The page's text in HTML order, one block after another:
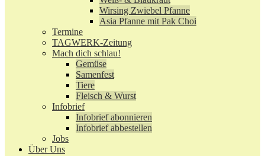
Wirsing Zwiebel Pfanne
Asia Pfanne mit Pak Choi
Termine
TAGWERK-Zeitung
Mach dich schlau!
Gemüse
Samenfest
Tiere
Fleisch & Wurst
Infobrief
Infobrief abonnieren
Infobrief abbestellen
Jobs
Über Uns